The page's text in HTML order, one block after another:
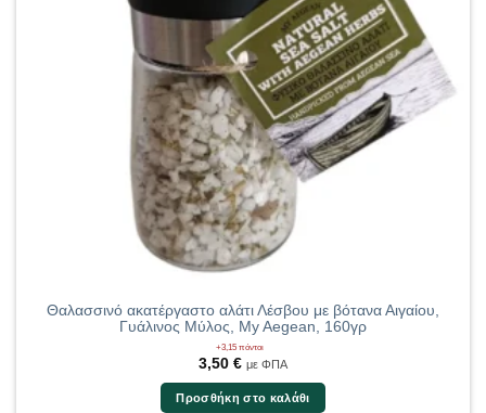
Θαλασσινό ακατέργαστο αλάτι Λέσβου με βότανα Αιγαίου,
Γυάλινος Μύλος, My Aegean, 160γρ
+3,15 πόντοι
3,50 € με ΦΠΑ
Προσθήκη στο καλάθι